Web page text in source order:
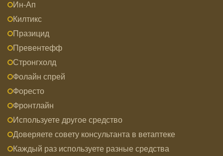
Ин-Ап
Килтикс
Празицид
Превентефф
Стронгхолд
Фолайн спрей
Форесто
Фронтлайн
Используете другое средство
Доверяете совету консультанта в ветаптеке
Каждый раз используете разные средства